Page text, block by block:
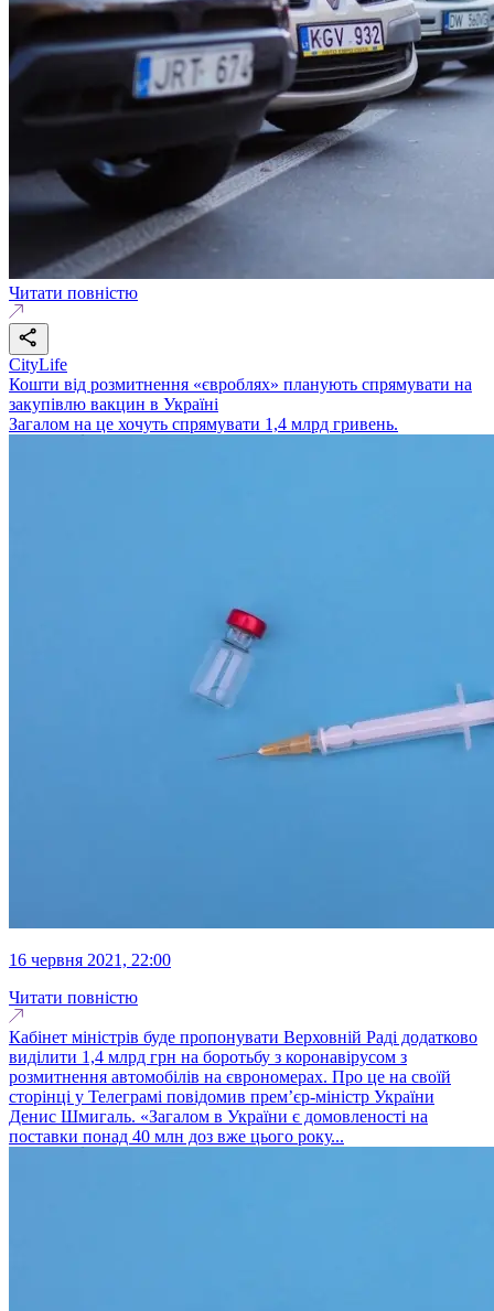
Читати повністю
CityLife
Кошти від розмитнення «євроблях» планують спрямувати на
закупівлю вакцин в Україні
Загалом на це хочуть спрямувати 1,4 млрд гривень.
16 червня 2021, 22:00
Читати повністю
Кабінет міністрів буде пропонувати Верховній Раді додатково
виділити 1,4 млрд грн на боротьбу з коронавірусом з
розмитнення автомобілів на єврономерах. Про це на своїй
сторінці у Телеграмі повідомив прем’єр-міністр України
Денис Шмигаль. «Загалом в України є домовленості на
поставки понад 40 млн доз вже цього року...